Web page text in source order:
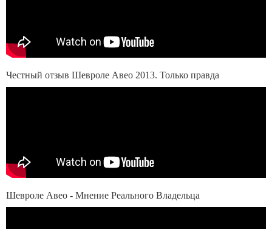
Честный отзыв Шевроле Авео 2013. Только правда
Шевроле Авео - Мнение Реального Владельца